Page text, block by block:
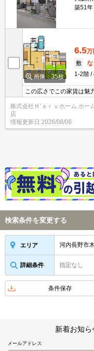
築51年
画像：35枚
6.5万
敷
な
1-2階
この広さでこの家賃は魅
株式会社Ｈ’ａｒｕホーム ホー
店
情報更新日 2026/08/06
検索条件を変更する
エリア 河内長野市木
詳細条件 指定なし
条件保存
新着お知
メールアドレス